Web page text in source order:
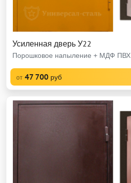
Усиленная дверь У22
Порошковое напыление + МДФ ПВХ
от 47 700 руб